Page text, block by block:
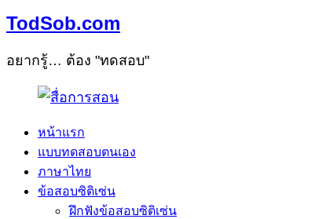
TodSob.com
อยากรู้… ต้อง "ทดสอบ"
หน้าแรก
แบบทดสอบตนเอง
ภาษาไทย
ข้อสอบซิติเซ่น
ฝึกฟังข้อสอบซิติเซ่น